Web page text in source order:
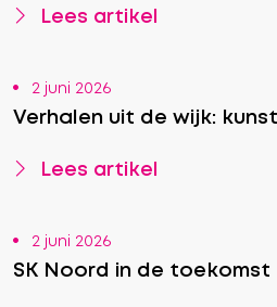
Lees artikel
Verhalen uit de wijk:
2 juni 2026
Lees artikel
SK Noord in de toekomst
2 juni 2026